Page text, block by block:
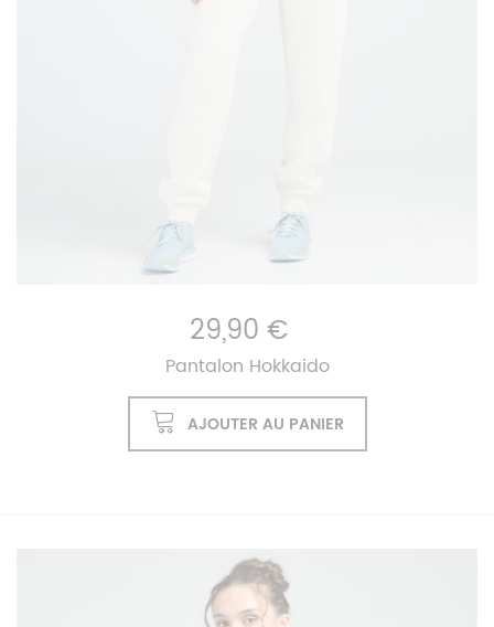
29,90 €
Pantalon Hokkaido
AJOUTER AU PANIER